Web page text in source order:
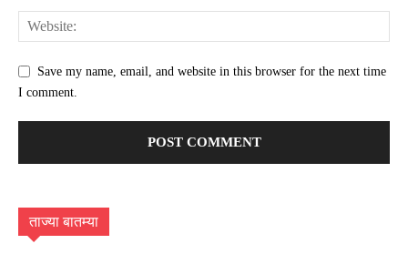
Save my name, email, and website in this browser for the next time
I comment.
ताज्या बातम्या